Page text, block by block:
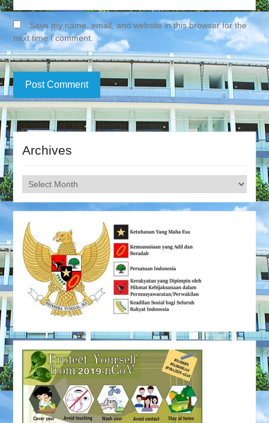
Save my name, email, and website in this browser for the
next time I comment.
Archives
Archives